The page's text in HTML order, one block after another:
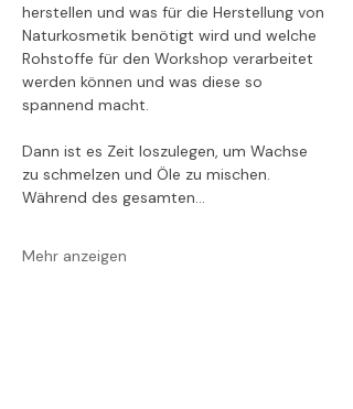
herstellen und was für die Herstellung von
Naturkosmetik benötigt wird und welche
Rohstoffe für den Workshop verarbeitet
werden können und was diese so
spannend macht.
Dann ist es Zeit loszulegen, um Wachse
zu schmelzen und Öle zu mischen.
Während des gesamten…
Mehr anzeigen